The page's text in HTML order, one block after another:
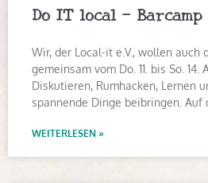
Do IT local – Barcamp
Wir, der Local-it e.V., wollen auch
gemeinsam vom Do. 11. bis So. 14.
Diskutieren, Rumhacken, Lernen
spannende Dinge beibringen. Auf
WEITERLESEN »